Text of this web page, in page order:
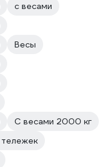
с весами
Весы
С весами 2000 кг